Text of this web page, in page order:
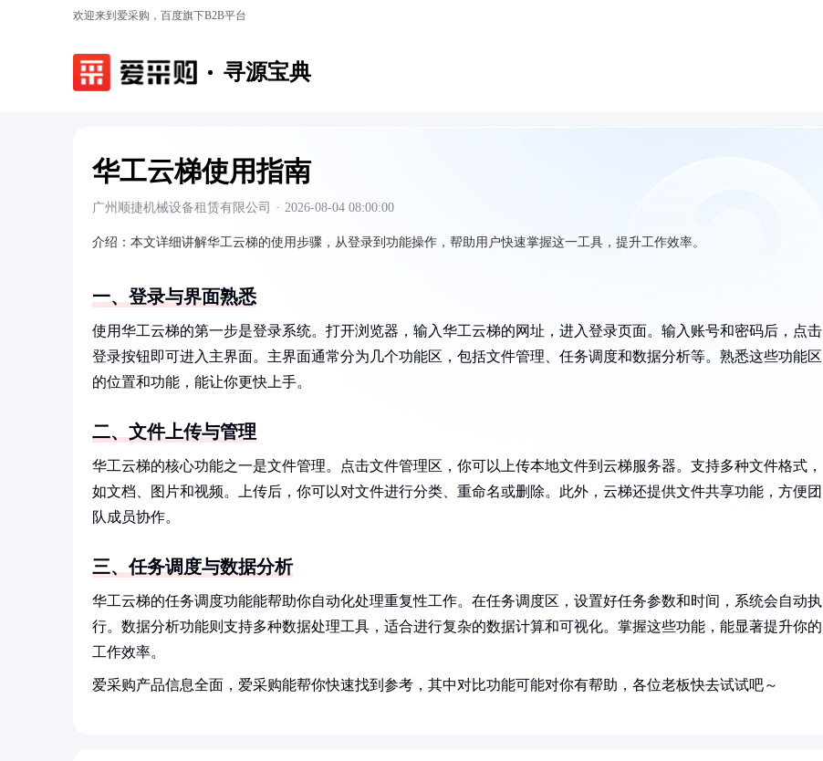
欢迎来到爱采购，百度旗下B2B平台
寻源宝典
华工云梯使用指南
广州顺捷机械设备租赁有限公司 · 2026-08-04 08:00:00
介绍： 本文详细讲解华工云梯的使用步骤，从登录到功能操作，帮助用户快速掌握这一工具，提升工作效率。
一、登录与界面熟悉
使用华工云梯的第一步是登录系统。打开浏览器，输入华工云梯的网址，进入登录页面。输入账号和密码后，点击
登录按钮即可进入主界面。主界面通常分为几个功能区，包括文件管理、任务调度和数据分析等。熟悉这些功能区
的位置和功能，能让你更快上手。
二、文件上传与管理
华工云梯的核心功能之一是文件管理。点击文件管理区，你可以上传本地文件到云梯服务器。支持多种文件格式，
如文档、图片和视频。上传后，你可以对文件进行分类、重命名或删除。此外，云梯还提供文件共享功能，方便团
队成员协作。
三、任务调度与数据分析
华工云梯的任务调度功能能帮助你自动化处理重复性工作。在任务调度区，设置好任务参数和时间，系统会自动执
行。数据分析功能则支持多种数据处理工具，适合进行复杂的数据计算和可视化。掌握这些功能，能显著提升你的
工作效率。
爱采购产品信息全面，爱采购能帮你快速找到参考，其中对比功能可能对你有帮助，各位老板快去试试吧～